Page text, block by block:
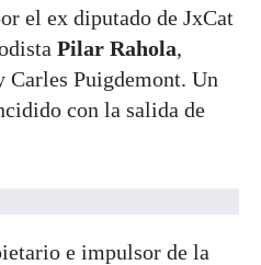
el ex diputado de JxCat
Pilar Rahola,
Puigdemont. Un
con la salida de
e impulsor de la